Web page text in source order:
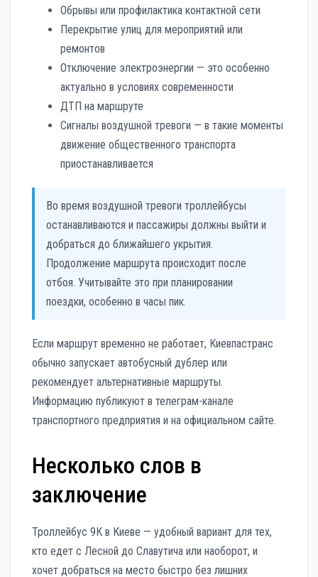
Обрывы или профилактика контактной сети
Перекрытие улиц для мероприятий или
ремонтов
Отключение электроэнергии — это особенно
актуально в условиях современности
ДТП на маршруте
Сигналы воздушной тревоги — в такие моменты
движение общественного транспорта
приостанавливается
Во время воздушной тревоги троллейбусы
останавливаются и пассажиры должны выйти и
добраться до ближайшего укрытия.
Продолжение маршрута происходит после
отбоя. Учитывайте это при планировании
поездки, особенно в часы пик.
Если маршрут временно не работает, Киевпастранс
обычно запускает автобусный дублер или
рекомендует альтернативные маршруты.
Информацию публикуют в телеграм-канале
транспортного предприятия и на официальном сайте.
Несколько слов в
заключение
Троллейбус 9К в Киеве — удобный вариант для тех,
кто едет с Лесной до Славутича или наоборот, и
хочет добраться на место быстро без лишних